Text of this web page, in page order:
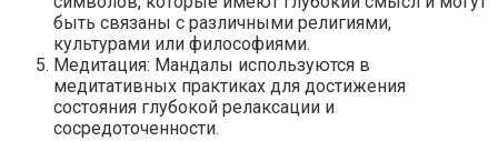
быть связаны с различными религиями,
культурами или философиями.
Медитация: Мандалы используются в
медитативных практиках для достижения
состояния глубокой релаксации и
сосредоточенности.